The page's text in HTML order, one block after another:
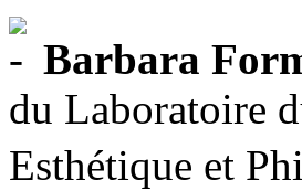
Barbara
du Laboratoire
Esthétique et